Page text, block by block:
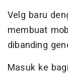
Velg baru
membuat
dibanding
Masuk ke